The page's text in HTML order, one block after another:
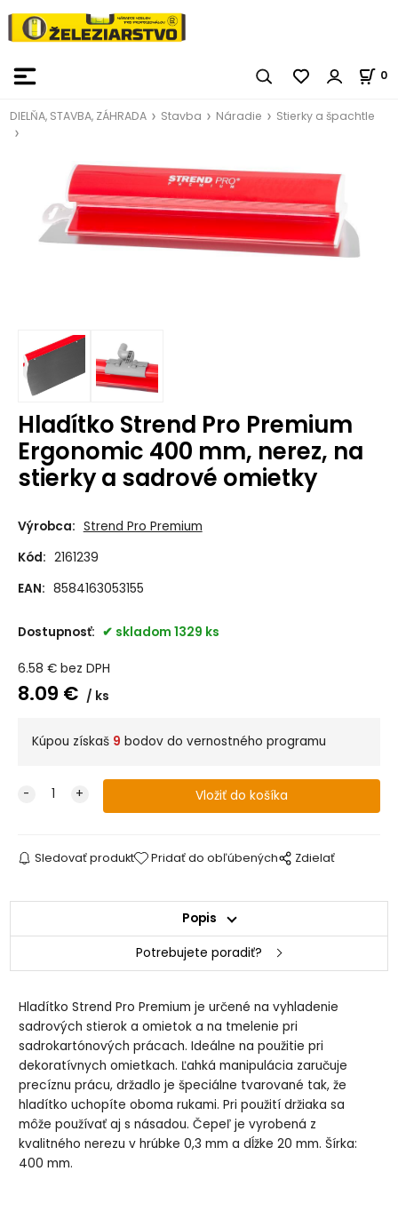
0
DIELŇA, STAVBA, ZÁHRADA Stavba Náradie Stierky a špachtle
Hladítko Strend Pro Premium
Ergonomic 400 mm, nerez, na
stierky a sadrové omietky
Výrobca: Strend Pro Premium
Kód: 2161239
EAN: 8584163053155
Dostupnosť: skladom 1329 ks
6.58 € bez DPH
8.09 € ks
Kúpou získaš 9 bodov do vernostného programu
Sledovať produkt Pridať do obľúbených Zdielať
Popis
Potrebujete poradiť?
Hladítko Strend Pro Premium je určené na vyhladenie
sadrových stierok a omietok a na tmelenie pri
sadrokartónových prácach. Ideálne na použitie pri
dekoratívnych omietkach. Ľahká manipulácia zaručuje
precíznu prácu, držadlo je špeciálne tvarované tak, že
hladítko uchopíte oboma rukami. Pri použití držiaka sa
môže používať aj s násadou. Čepeľ je vyrobená z
kvalitného nerezu v hrúbke 0,3 mm a dĺžke 20 mm. Šírka:
400 mm.